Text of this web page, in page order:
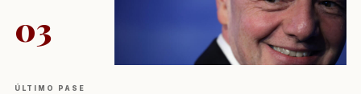
03
ÚLTIMO PASE